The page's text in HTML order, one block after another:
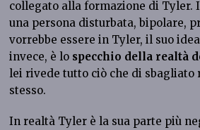
collegato alla formazione di Tyler.
una persona disturbata, bipolare,
vorrebbe essere in Tyler, il suo
invece, è lo specchio della realtà
lei rivede tutto ciò che di sbagliato
stesso.
In realtà Tyler è la sua parte più